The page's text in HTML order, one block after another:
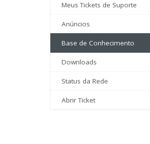
Meus Tickets de Suporte
Anúncios
Base de Conhecimento
Downloads
Status da Rede
Abrir Ticket